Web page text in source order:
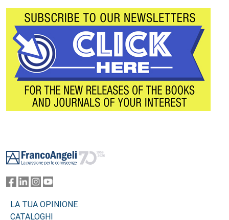
LA TUA OPINIONE
CATALOGHI